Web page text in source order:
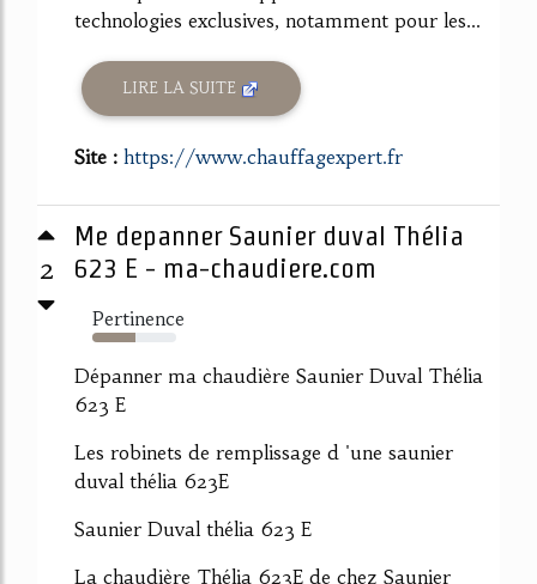
technologies exclusives, notamment pour les...
LIRE LA SUITE
Site : https://www.chauffagexpert.fr
2
Me depanner Saunier duval Thélia
623 E - ma-chaudiere.com
Pertinence
52%
Dépanner ma chaudière Saunier Duval Thélia
623 E
Les robinets de remplissage d 'une saunier
duval thélia 623E
Saunier Duval thélia 623 E
La chaudière Thélia 623E de chez Saunier